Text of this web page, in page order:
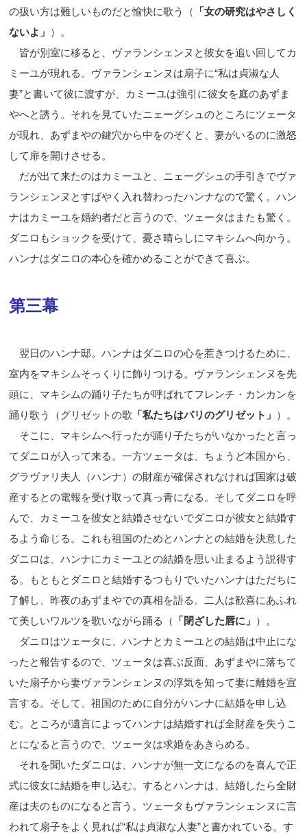
の扱い方は難しいものだと愉快に歌う（
「女の研究はやさしく
ないよ」 ）。
皆が別室に移ると、ヴァランシェンヌと彼女を追い回してカ
ミーユが現れる。ヴァランシェンヌは扇子に“私は貞淑な人
妻”と書いて彼に渡すが、カミーユは強引に彼女を庭のあずま
やへと誘う。それを見ていたニェーグシュのところにツェータ
が現れ、あずまやの鍵穴から中をのぞくと、妻がいるのに激怒
して扉を開けさせる。
だが出て来たのはカミーユと、ニェーグシュの手引きでヴァ
ランシェンヌとすばやく入れ替わったハンナなので驚く。ハン
ナはカミーユを婚約者だと言うので、ツェータはまたも驚く。
ダニロもショックを受けて、憂さ晴らしにマキシムへ向かう。
ハンナはダニロの本心を確かめることができて喜ぶ。
第三幕
翌日のハンナ邸。ハンナはダニロの心を惹きつけるために、
室内をマキシムそっくりに飾りつける。ヴァランシェンヌを先
頭に、マキシムの踊り子たちが呼ばれてフレンチ・カンカンを
踊り歌う（グリゼットの歌 「私たちはパリのグリゼット」 ）。
そこに、マキシムへ行ったが踊り子たちがいなかったと言っ
てダニロが入って来る。一方ツェータは、ちょうど本国から、
グラヴァリ夫人（ハンナ）の財産が確保されなければ国家は破
産するとの電報を受け取って真っ青になる。そしてダニロを呼
んで、カミーユを彼女と結婚させないでダニロが彼女と結婚す
るよう命じる。これも祖国のためとハンナとの結婚を決意した
ダニロは、ハンナにカミーユとの結婚を思い止まるよう説得す
る。もともとダニロと結婚するつもりでいたハンナはただちに
了解し、昨夜のあずまやでの真相を語る。二人は歓喜にあふれ
て美しいワルツを歌いながら踊る（
「閉ざした唇に」 ）。
ダニロはツェータに、ハンナとカミーユとの結婚は中止にな
ったと報告するので、ツェータは喜ぶ反面、あずまやに落ちて
いた扇子から妻ヴァランシェンヌの浮気を知って妻に離婚を宣
言する。そして、祖国のために自分がハンナに結婚を申し込
む。ところが遺言によってハンナは結婚すれば全財産を失うこ
とになると言うので、ツェータは求婚をあきらめる。
それを聞いたダニロは、ハンナが無一文になるのを喜んで正
式に彼女に結婚を申し込む。するとハンナは、結婚したら全財
産は夫のものになると言う。ツェータもヴァランシェンヌに言
われて扇子をよく見れば“私は貞淑な人妻”と書かれている。す